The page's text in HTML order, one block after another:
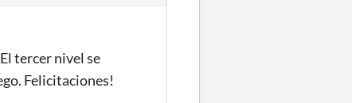
tercer nivel se
Felicitaciones!